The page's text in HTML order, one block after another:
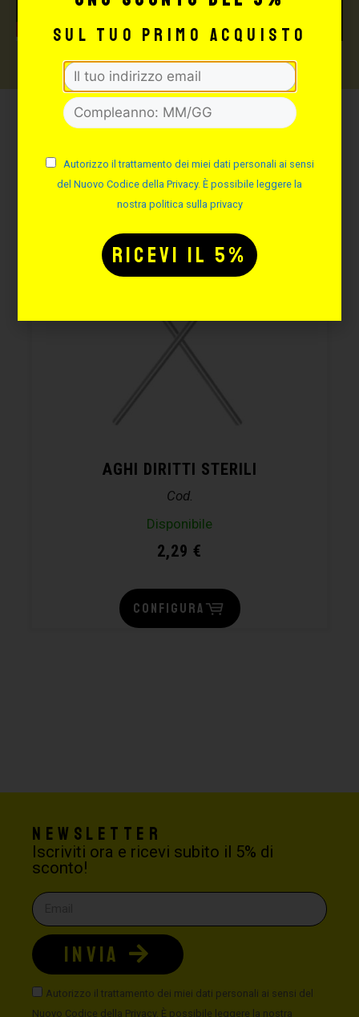
anche:
AGHI DIRITTI STERILI
Cod.
Disponibile
2,29 €
CONFIGURA
Newsletter
Iscriviti ora e ricevi subito il 5% di
sconto!
Autorizzo il trattamento dei miei dati personali ai sensi del
Nuovo Codice della Privacy. È possibile leggere la nostra
INVIA
sul tuo primo acquisto
Autorizzo il trattamento dei miei dati personali ai sensi
del Nuovo Codice della Privacy. È possibile leggere la
nostra politica sulla privacy